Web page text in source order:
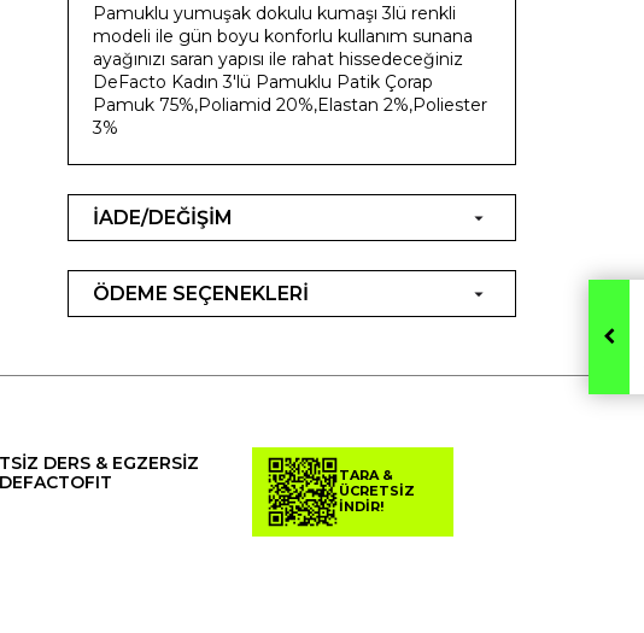
Pamuklu yumuşak dokulu kumaşı 3lü renkli
modeli ile gün boyu konforlu kullanım sunana
ayağınızı saran yapısı ile rahat hissedeceğiniz
DeFacto Kadın 3'lü Pamuklu Patik Çorap
Pamuk 75%,Poliamid 20%,Elastan 2%,Poliester
3%
İADE/DEĞİŞİM
ÖDEME SEÇENEKLERİ
DERS & EGZERSİZ
TARA &
ÜCRETSİZ
İNDİR!